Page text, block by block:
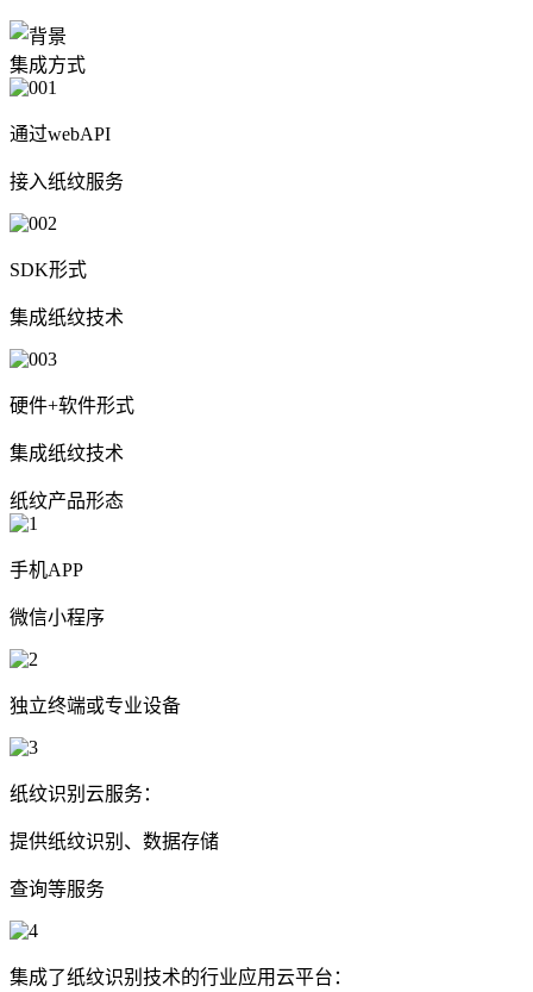
集成方式
通过webAPI
接入纸纹服务
SDK形式
集成纸纹技术
硬件+软件形式
集成纸纹技术
纸纹产品形态
手机APP
微信小程序
独立终端或专业设备
纸纹识别云服务：
提供纸纹识别、数据存储
查询等服务
集成了纸纹识别技术的行业应用云平台：